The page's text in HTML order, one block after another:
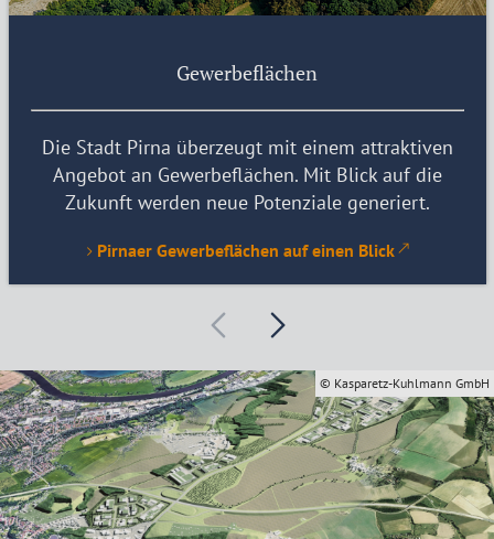
Gewerbeflächen
Die Stadt Pirna überzeugt mit einem attraktiven
Angebot an Gewerbeflächen. Mit Blick auf die
Zukunft werden neue Potenziale generiert.
Pirnaer Gewerbeflächen auf einen Blick
© Kasparetz-Kuhlmann GmbH